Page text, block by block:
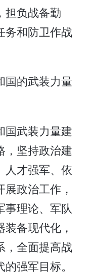
担负战备勤
务和防卫作战
的武装力量
武装力量建
，坚持政治建
人才强军、依
政治工作，
事理论、军队
备现代化，
，全面提高战
强军目标。